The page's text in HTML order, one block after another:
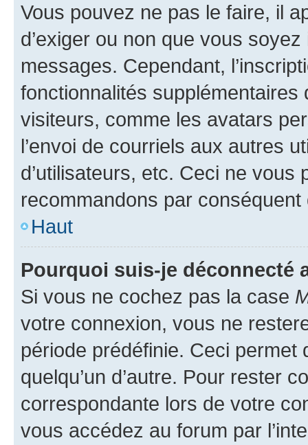
Vous pouvez ne pas le faire, il
d’exiger ou non que vous
messages. Cependant,
fonctionnalités
visiteurs, comme les avatars
l’envoi de courriels aux autres
d’utilisateurs, etc. Ceci ne vous
recommandons par conséquent
Haut
Pourquoi suis-je déconnecté
Si vous ne cochez pas la case
votre connexion, vous ne
période prédéfinie. Ceci permet
quelqu’un d’autre. Pour rester
correspondante lors de votre
vous accédez au forum par